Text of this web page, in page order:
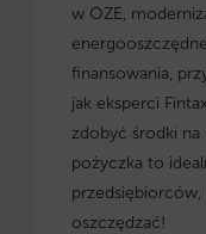
w OZE,
finansowania,
jak eksperci
zdobyć środki
pożyczka to
oszczędzać!